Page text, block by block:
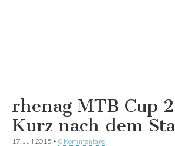
rhenag MTB Cup
Kurz nach dem
17. Juli 2015 • 0 Kommentare